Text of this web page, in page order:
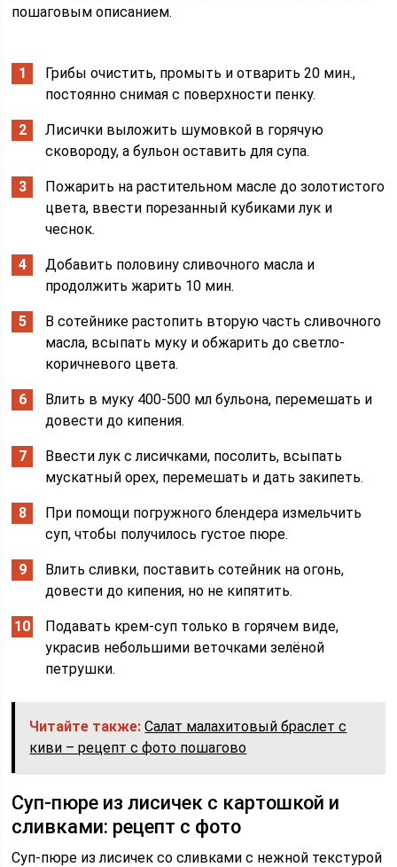
пошаговым описанием.
Грибы очистить, промыть и отварить 20 мин.,
постоянно снимая с поверхности пенку.
Лисички выложить шумовкой в горячую
сковороду, а бульон оставить для супа.
Пожарить на растительном масле до золотистого
цвета, ввести порезанный кубиками лук и
чеснок.
Добавить половину сливочного масла и
продолжить жарить 10 мин.
В сотейнике растопить вторую часть сливочного
масла, всыпать муку и обжарить до светло-
коричневого цвета.
Влить в муку 400-500 мл бульона, перемешать и
довести до кипения.
Ввести лук с лисичками, посолить, всыпать
мускатный орех, перемешать и дать закипеть.
При помощи погружного блендера измельчить
суп, чтобы получилось густое пюре.
Влить сливки, поставить сотейник на огонь,
довести до кипения, но не кипятить.
Подавать крем-суп только в горячем виде,
украсив небольшими веточками зелёной
петрушки.
Читайте также: Салат малахитовый браслет с
киви – рецепт с фото пошагово
Суп-пюре из лисичек с картошкой и
сливками: рецепт с фото
Суп-пюре из лисичек со сливками с нежной текстурой